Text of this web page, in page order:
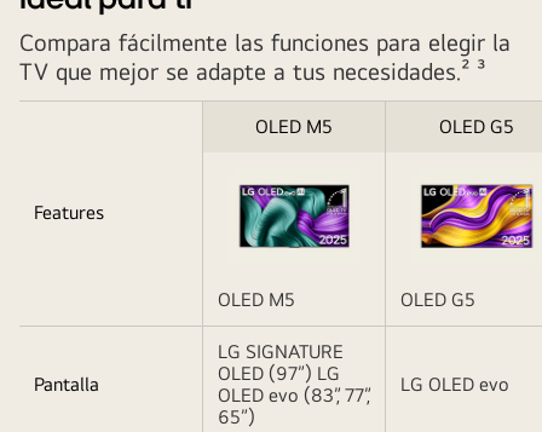
Compara fácilmente las funciones para elegir la
TV que mejor se adapte a tus necesidades.² ³
Features
OLED M5 OLED G5
OLED M5 OLED G5
Pantalla
LG SIGNATURE
OLED (97”) LG
OLED evo (83”, 77”,
65”)
LG OLED evo